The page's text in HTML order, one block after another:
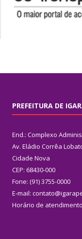
PREFEITURA DE
End.: Complexo
Av. Eládio Corrêa
Cidade Nova
CEP: 68430-000
Fone: (91) 3755-0000
E-mail:
Horário de